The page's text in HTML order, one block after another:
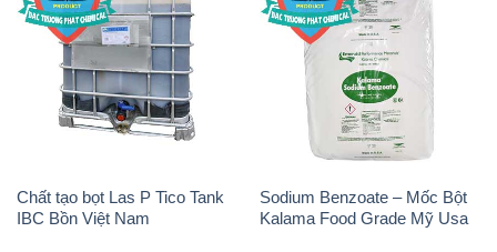
Chất tạo bọt Las P Tico Tank
IBC Bồn Việt Nam
Sodium Benzoate – Mốc Bột
Kalama Food Grade Mỹ Usa